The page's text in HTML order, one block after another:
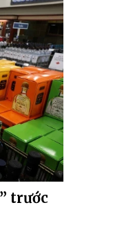
trước